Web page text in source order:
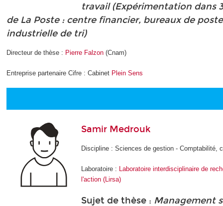
travail (Expérimentation dans
de La Poste : centre financier, bureaux de
industrielle de tri)
Directeur de thèse : Pierre Falzon (Cnam)
Entreprise partenaire Cifre : Cabinet Plein Sens
Samir Medrouk
Discipline : Sciences de gestion - Comptabilité,
Laboratoire : Laboratoire interdisciplinaire de
l'action (Lirsa)
Sujet de thèse : Management